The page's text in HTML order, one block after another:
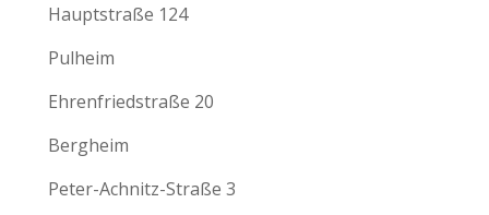
Hauptstraße 124
Pulheim
Ehrenfriedstraße 20
Bergheim
Peter-Achnitz-Straße 3